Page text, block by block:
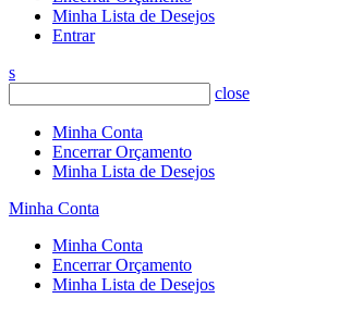
Minha Lista de Desejos
Entrar
s
close
Minha Conta
Encerrar Orçamento
Minha Lista de Desejos
Minha Conta
Minha Conta
Encerrar Orçamento
Minha Lista de Desejos